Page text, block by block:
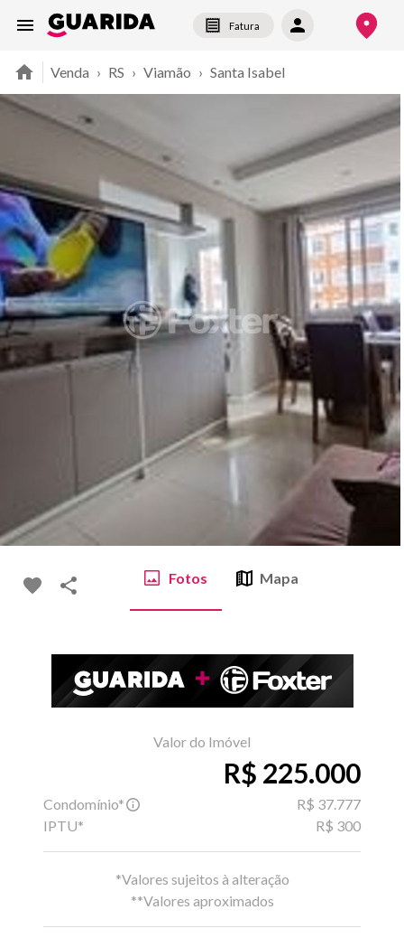
Fatura
Venda › RS › Viamão › Santa Isabel
Fotos Mapa
Valor do Imóvel
R$ 225.000
Condomínio*
R$ 37.777
IPTU*
R$ 300
*Valores sujeitos à alteração
**Valores aproximados